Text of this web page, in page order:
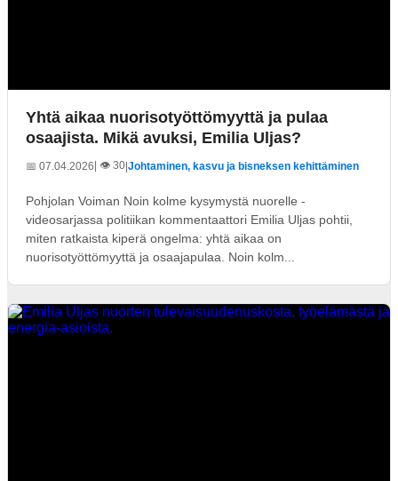
Yhtä aikaa nuorisotyöttömyyttä ja pulaa
osaajista. Mikä avuksi, Emilia Uljas?
📅 07.04.2026| 👁️ 30 Johtaminen, kasvu ja bisneksen kehittäminen
Pohjolan Voiman Noin kolme kysymystä nuorelle -
videosarjassa politiikan kommentaattori Emilia Uljas pohtii,
miten ratkaista kiperä ongelma: yhtä aikaa on
nuorisotyöttömyyttä ja osaajapulaa. Noin kolm...